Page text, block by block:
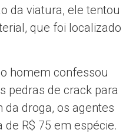
da viatura, ele tentou
que foi localizado
homem confessou
pedras de crack para
droga, os agentes
R$ 75 em espécie.